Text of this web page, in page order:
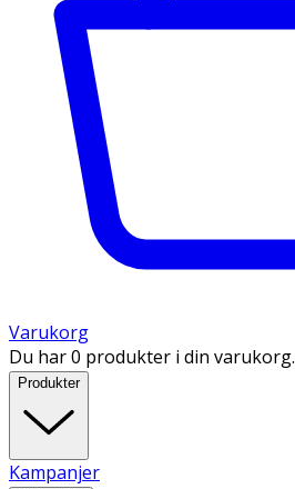
Varukorg
Du har 0 produkter i din varukorg.
Produkter
Kampanjer